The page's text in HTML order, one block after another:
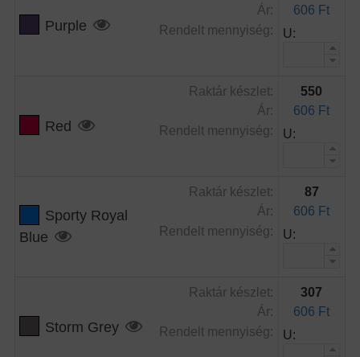
Purple
Ár:
Rendelt mennyiség:
606 Ft
U:
Red
Raktár készlet:
Ár:
Rendelt mennyiség:
550
606 Ft
U:
Sporty Royal
Blue
Raktár készlet:
Ár:
Rendelt mennyiség:
87
606 Ft
U:
Storm Grey
Raktár készlet:
Ár:
Rendelt mennyiség:
307
606 Ft
U: